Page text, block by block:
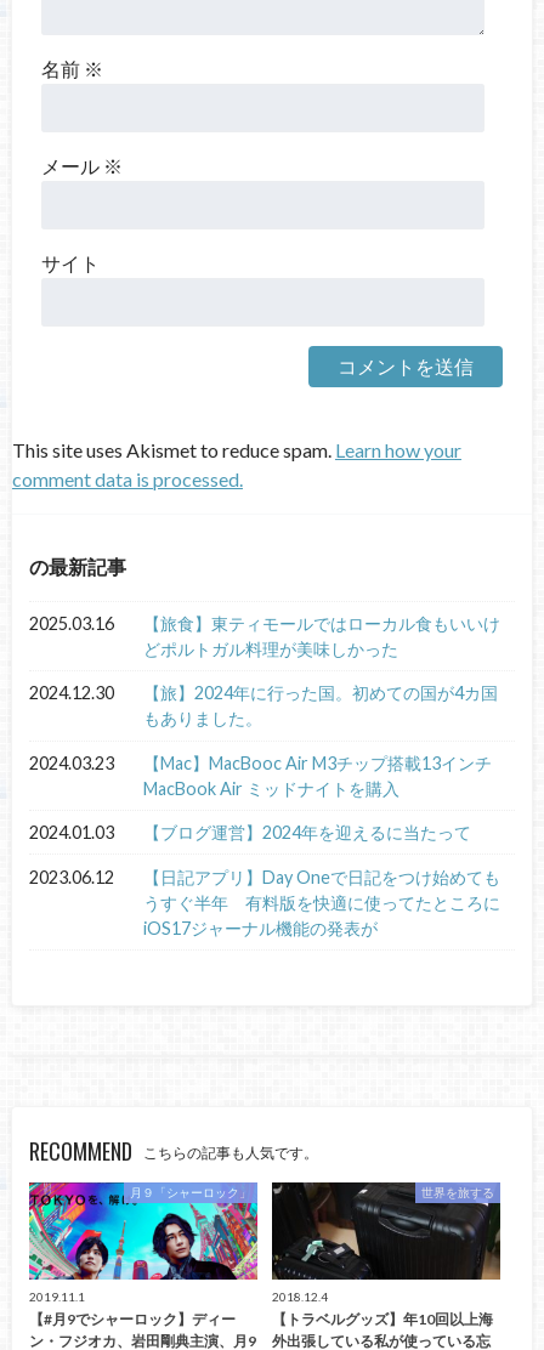
名前 ※
メール ※
サイト
This site uses Akismet to reduce spam. Learn how your
comment data is processed.
の最新記事
2025.03.16
【旅食】東ティモールではローカル食もいいけ
どポルトガル料理が美味しかった
2024.12.30
【旅】2024年に行った国。初めての国が4カ国
もありました。
2024.03.23
【Mac】MacBooc Air M3チップ搭載13インチ
MacBook Air ミッドナイトを購入
2024.01.03 【ブログ運営】2024年を迎えるに当たって
2023.06.12
【日記アプリ】Day Oneで日記をつけ始めても
うすぐ半年 有料版を快適に使ってたところに
iOS17ジャーナル機能の発表が
RECOMMEND こちらの記事も人気です。
月９「シャーロック」
2019.11.1
【#月9でシャーロック】ディー
ン・フジオカ、岩田剛典主演、月9
世界を旅する
2018.12.4
【トラベルグッズ】年10回以上海
外出張している私が使っている忘